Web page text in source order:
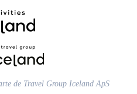
de Travel Group Iceland ApS